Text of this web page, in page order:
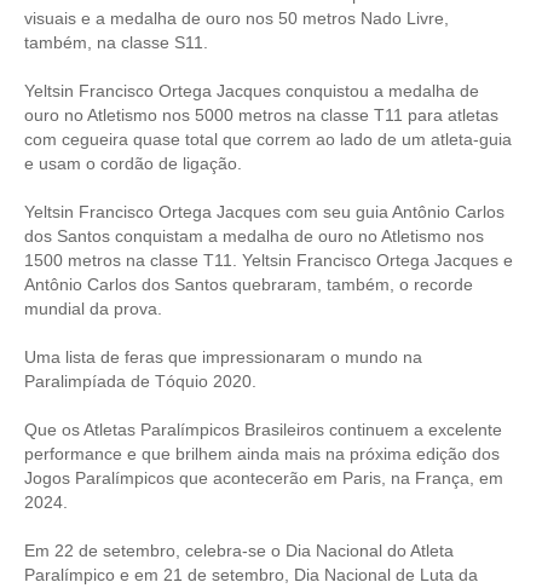
visuais e a medalha de ouro nos 50 metros Nado Livre,
também, na classe S11.
Yeltsin Francisco Ortega Jacques conquistou a medalha de
ouro no Atletismo nos 5000 metros na classe T11 para atletas
com cegueira quase total que correm ao lado de um atleta-guia
e usam o cordão de ligação.
Yeltsin Francisco Ortega Jacques com seu guia Antônio Carlos
dos Santos conquistam a medalha de ouro no Atletismo nos
1500 metros na classe T11. Yeltsin Francisco Ortega Jacques e
Antônio Carlos dos Santos quebraram, também, o recorde
mundial da prova.
Uma lista de feras que impressionaram o mundo na
Paralimpíada de Tóquio 2020.
Que os Atletas Paralímpicos Brasileiros continuem a excelente
performance e que brilhem ainda mais na próxima edição dos
Jogos Paralímpicos que acontecerão em Paris, na França, em
2024.
Em 22 de setembro, celebra-se o Dia Nacional do Atleta
Paralímpico e em 21 de setembro, Dia Nacional de Luta da